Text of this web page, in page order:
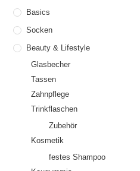
Basics
Socken
Beauty & Lifestyle
Glasbecher
Tassen
Zahnpflege
Trinkflaschen
Zubehör
Kosmetik
festes Shampoo